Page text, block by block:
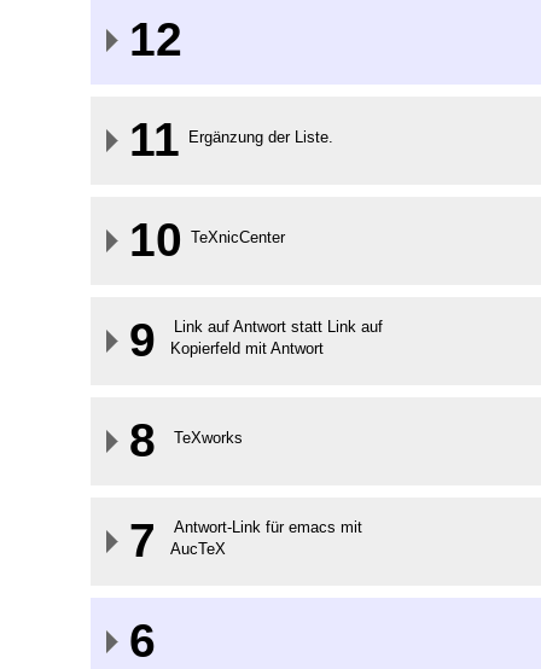
12
11
Ergänzung der Liste.
10 TeXnicCenter
9
Link auf Antwort statt Link auf
Kopierfeld mit Antwort
8 TeXworks
7
Antwort-Link für emacs mit
AucTeX
6